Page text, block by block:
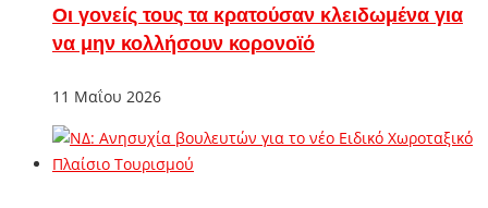
Οι γονείς τους τα κρατούσαν κλειδωμένα για
να μην κολλήσουν κορονοϊό
11 Μαΐου 2026